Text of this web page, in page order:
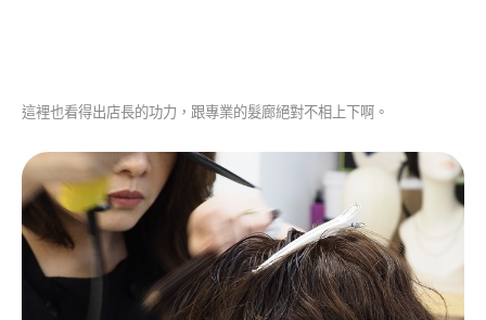
這裡也看得出店長的功力，跟專業的髮廊絕對不相上下啊。